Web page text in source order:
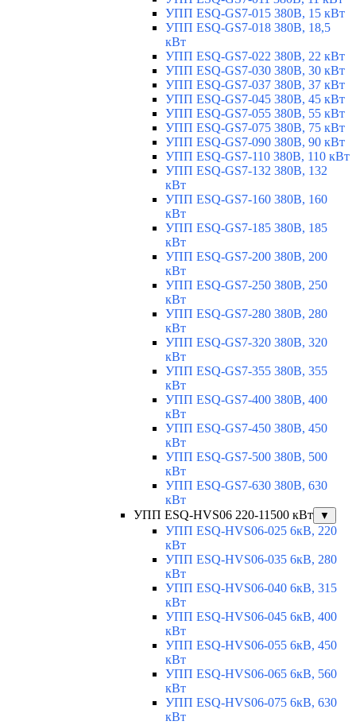
УПП ESQ-GS7-015 380В, 15 кВт
УПП ESQ-GS7-018 380В, 18,5
кВт
УПП ESQ-GS7-022 380В, 22 кВт
УПП ESQ-GS7-030 380В, 30 кВт
УПП ESQ-GS7-037 380В, 37 кВт
УПП ESQ-GS7-045 380В, 45 кВт
УПП ESQ-GS7-055 380В, 55 кВт
УПП ESQ-GS7-075 380В, 75 кВт
УПП ESQ-GS7-090 380В, 90 кВт
УПП ESQ-GS7-110 380В, 110 кВт
УПП ESQ-GS7-132 380В, 132
кВт
УПП ESQ-GS7-160 380В, 160
кВт
УПП ESQ-GS7-185 380В, 185
кВт
УПП ESQ-GS7-200 380В, 200
кВт
УПП ESQ-GS7-250 380В, 250
кВт
УПП ESQ-GS7-280 380В, 280
кВт
УПП ESQ-GS7-320 380В, 320
кВт
УПП ESQ-GS7-355 380В, 355
кВт
УПП ESQ-GS7-400 380В, 400
кВт
УПП ESQ-GS7-450 380В, 450
кВт
УПП ESQ-GS7-500 380В, 500
кВт
УПП ESQ-GS7-630 380В, 630
кВт
УПП ESQ-HVS06 220-11500 кВт
▼
УПП ESQ-HVS06-025 6кВ, 220
кВт
УПП ESQ-HVS06-035 6кВ, 280
кВт
УПП ESQ-HVS06-040 6кВ, 315
кВт
УПП ESQ-HVS06-045 6кВ, 400
кВт
УПП ESQ-HVS06-055 6кВ, 450
кВт
УПП ESQ-HVS06-065 6кВ, 560
кВт
УПП ESQ-HVS06-075 6кВ, 630
кВт